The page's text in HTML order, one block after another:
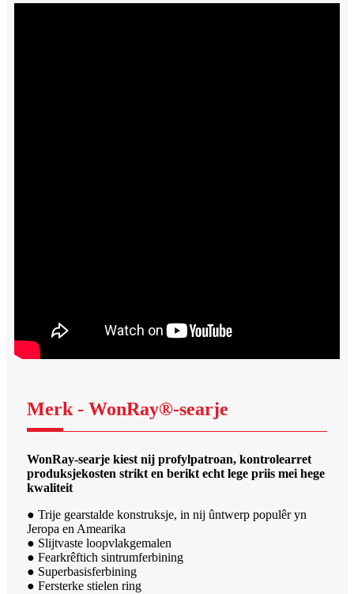
Merk - WonRay®-searje
WonRay-searje kiest nij profylpatroan, kontrolearret
produksjekosten strikt en berikt echt lege priis mei hege
kwaliteit
● Trije gearstalde konstruksje, in nij ûntwerp populêr yn
Jeropa en Amearika
● Slijtvaste loopvlakgemalen
● Fearkrêftich sintrumferbining
● Superbasisferbining
● Fersterke stielen ring